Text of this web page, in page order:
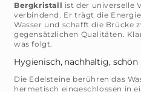
Bergkristall ist der universelle
verbindend. Er trägt die
Wasser und schafft die Brücke
gegensätzlichen Qualitäten.
was folgt.
Hygienisch, nachhaltig, schön
Die Edelsteine berühren das
hermetisch eingeschlossen in